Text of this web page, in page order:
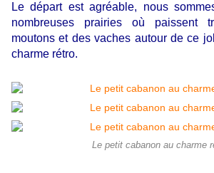
Le départ est agréable, nous
nombreuses prairies où paissent
moutons et des vaches autour de ce
charme rétro.
Le petit cabanon au charme